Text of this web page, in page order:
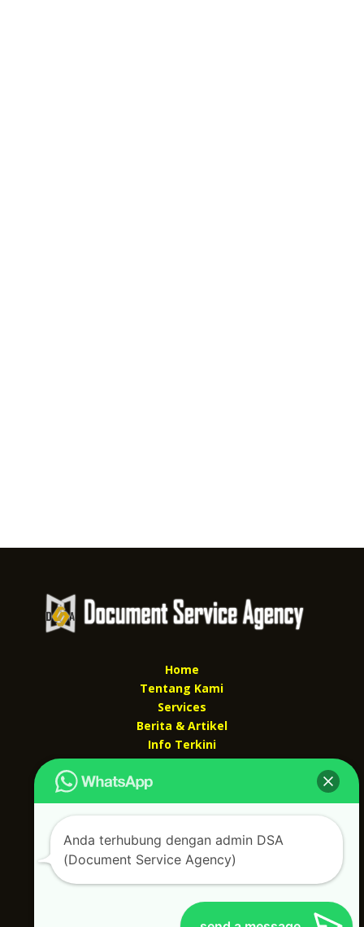
Home
Tentang Kami
Services
Berita & Artikel
Info Terkini
Kontak Kami
Kontak kami
Alamat kantor :
Jl Swadaya Pam No 6 Rt 006 Rw 007 Jatinegara,
Cakung, Jakarta Timur 13930
(Dekat Mesjid Al Marzukiyah Swadaya Pam)
087887631193 / 021 48671259
documentsserviceagency@gmail.com
Anda terhubung dengan admin DSA
(Document Service Agency)